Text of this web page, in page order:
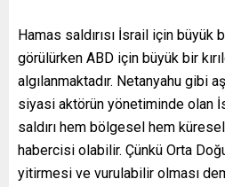
Hamas saldırısı İsrail için büyük
görülürken ABD için büyük bir
algılanmaktadır. Netanyahu gibi
siyasi aktörün yönetiminde olan
saldırı hem bölgesel hem
habercisi olabilir. Çünkü Orta
yitirmesi ve vurulabilir olması